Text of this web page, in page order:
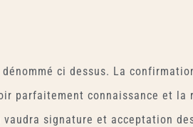
ci dessus. La
parfaitement connaissance et
signature et acceptation